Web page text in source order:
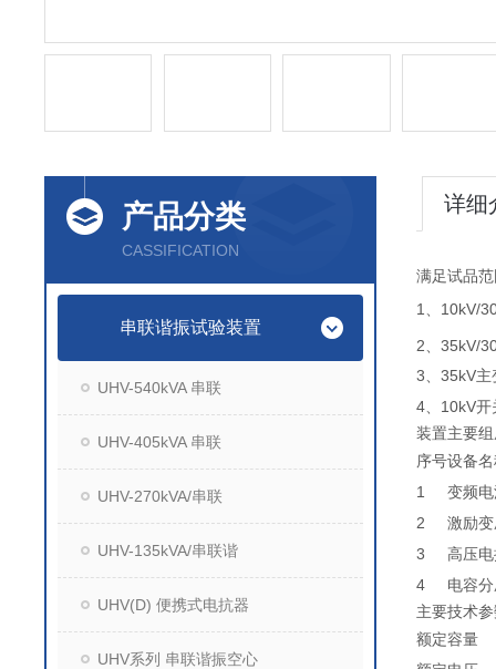
产品分类
CASSIFICATION
串联谐振试验装置
UHV-540kVA 串联
UHV-405kVA 串联
UHV-270kVA/串联
UHV-135kVA/串联谐
UHV(D) 便携式电抗器
UHV系列 串联谐振空心
详细
满足试品
1、10kV/
2、35kV/
3、35kV主
4、10kV开
装置主要
序号设备
1
变频
2
激励
3
高压
4
电容
主要技术
额定容量